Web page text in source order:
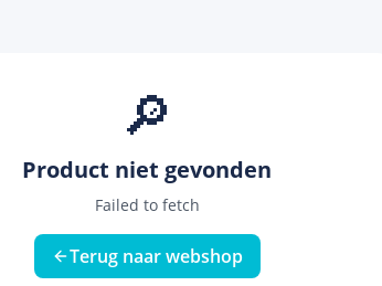
🔎
Product niet gevonden
Failed to fetch
Terug naar webshop